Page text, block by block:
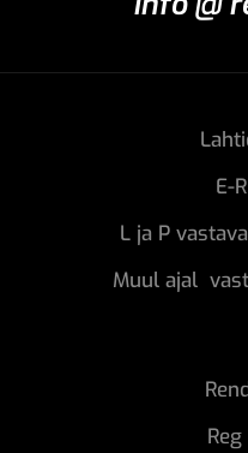
E-
L ja P
Muul ajal
Reg